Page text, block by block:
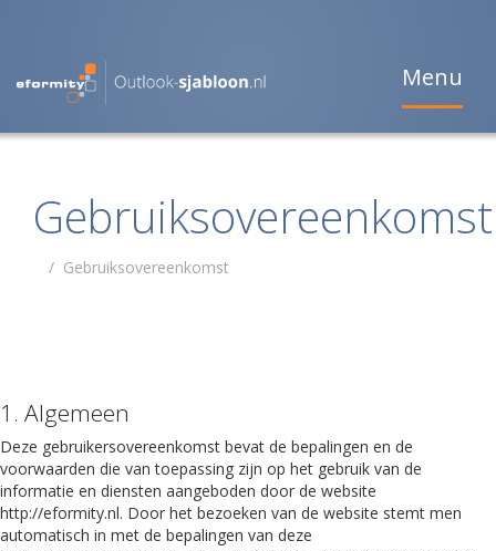
Menu
Gebruiksovereenkomst
/ Gebruiksovereenkomst
1. Algemeen
Deze gebruikersovereenkomst bevat de bepalingen en de
voorwaarden die van toepassing zijn op het gebruik van de
informatie en diensten aangeboden door de website
http://eformity.nl. Door het bezoeken van de website stemt men
automatisch in met de bepalingen van deze